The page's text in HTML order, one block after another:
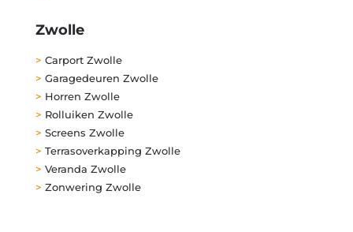
Zwolle
> Carport Zwolle
> Garagedeuren Zwolle
> Horren Zwolle
> Rolluiken Zwolle
> Screens Zwolle
> Terrasoverkapping Zwolle
> Veranda Zwolle
> Zonwering Zwolle